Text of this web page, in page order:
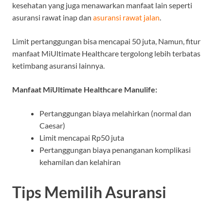
kesehatan yang juga menawarkan manfaat lain seperti
asuransi rawat inap dan asuransi rawat jalan.
Limit pertanggungan bisa mencapai 50 juta, Namun, fitur
manfaat MiUltimate Healthcare tergolong lebih terbatas
ketimbang asuransi lainnya.
Manfaat MiUltimate Healthcare Manulife:
Pertanggungan biaya melahirkan (normal dan
Caesar)
Limit mencapai Rp50 juta
Pertanggungan biaya penanganan komplikasi
kehamilan dan kelahiran
Tips Memilih Asuransi